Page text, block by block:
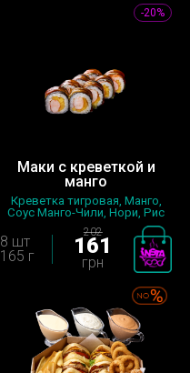
-20%
Маки с креветкой и
манго
Креветка тигровая, Манго,
Соус Манго-Чили, Нори, Рис
зап...
8 шт
165 г
202
161
грн